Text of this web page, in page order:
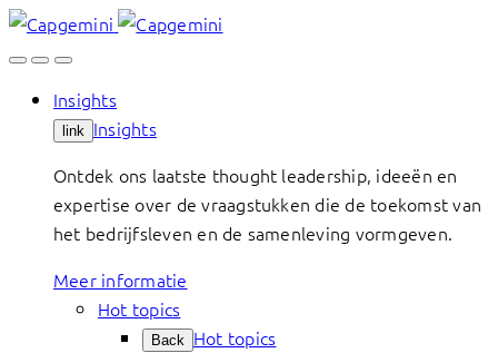
Skip
to
Insights
link Insights
Ontdek ons laatste thought leadership, ideeën en
expertise over de vraagstukken die de toekomst van
het bedrijfsleven en de samenleving vormgeven.
Meer informatie
Hot topics
Back Hot topics